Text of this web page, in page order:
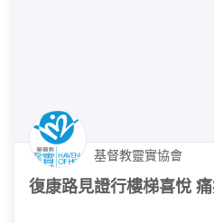
基督教靈實協會
復康路見證行樓梯喜悅